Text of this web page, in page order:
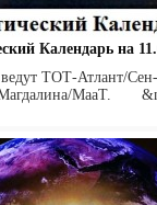
Календарь на
ТОТ-Атлант/
МааТ.